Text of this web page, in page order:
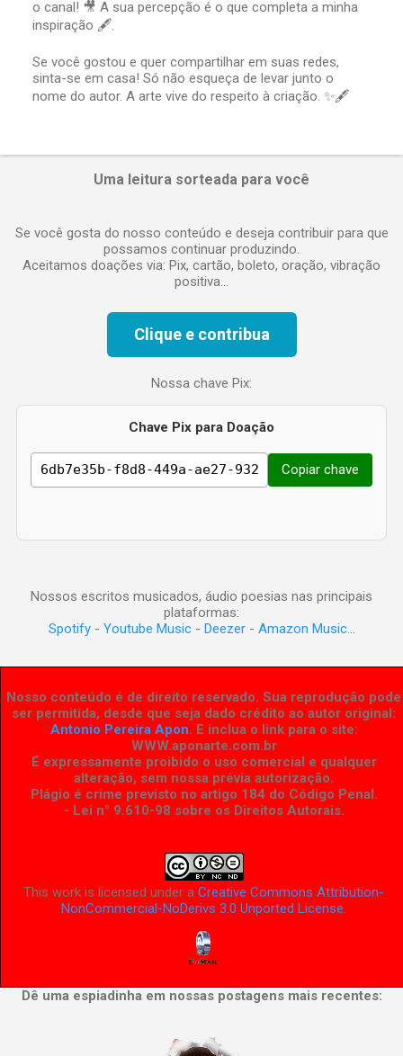
r
u
c
o
m
o canal! 🎥 A sua percepção é o que completa a minha
inspiração 🖋️.
Se você gostou e quer compartilhar em suas redes,
sinta-se em casa! Só não esqueça de levar junto o
nome do autor. A arte vive do respeito à criação. ✨🖋️
Uma leitura sorteada para você
Se você gosta do nosso conteúdo e deseja contribuir para que
possamos continuar produzindo.
Aceitamos doações via: Pix, cartão, boleto, oração, vibração
positiva...
Clique e contribua
Nossa chave Pix:
Chave Pix para Doação
Copiar chave
Nossos escritos musicados, áudio poesias nas principais
plataformas:
Spotify- Youtube Music- Deezer- Amazon Music...
Nosso conteúdo é de direito reservado. Sua reprodução pode
ser permitida, desde que seja dado crédito ao autor original:
Antonio Pereira Apon. E inclua o link para o site:
WWW.aponarte.com.br
É expressamente proibido o uso comercial e qualquer
alteração, sem nossa prévia autorização.
Plágio é crime previsto no artigo 184 do Código Penal.
- Lei n° 9.610-98 sobre os Direitos Autorais.
This work is licensed under aCreative Commons Attribution-
NonCommercial-NoDerivs 3.0 Unported License.
Dê uma espiadinha em nossas postagens mais recentes: